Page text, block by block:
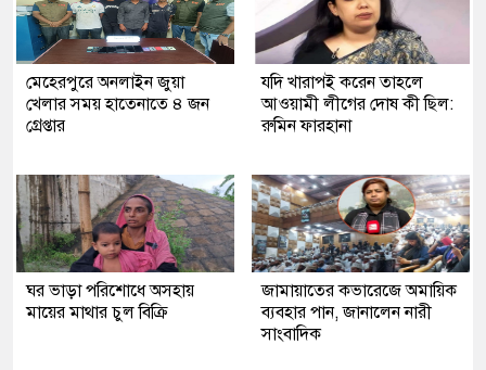
মেহেরপুরে অনলাইন জুয়া
খেলার সময় হাতেনাতে ৪ জন
গ্রেপ্তার
যদি খারাপই করেন তাহলে
আওয়ামী লীগের দোষ কী ছিল:
রুমিন ফারহানা
ঘর ভাড়া পরিশোধে অসহায়
মায়ের মাথার চুল বিক্রি
জামায়াতের কভারেজে অমায়িক
ব্যবহার পান, জানালেন নারী
সাংবাদিক